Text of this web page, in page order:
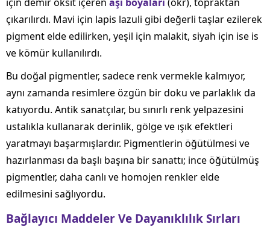
çıkarılırdı. Mavi için lapis lazuli gibi değerli taşlar ezilerek
pigment elde edilirken, yeşil için malakit, siyah için ise is
ve kömür kullanılırdı.
Bu doğal pigmentler, sadece renk vermekle kalmıyor,
aynı zamanda resimlere özgün bir doku ve parlaklık da
katıyordu. Antik sanatçılar, bu sınırlı renk yelpazesini
ustalıkla kullanarak derinlik, gölge ve ışık efektleri
yaratmayı başarmışlardır. Pigmentlerin öğütülmesi ve
hazırlanması da başlı başına bir sanattı; ince öğütülmüş
pigmentler, daha canlı ve homojen renkler elde
edilmesini sağlıyordu.
Bağlayıcı Maddeler Ve Dayanıklılık Sırları